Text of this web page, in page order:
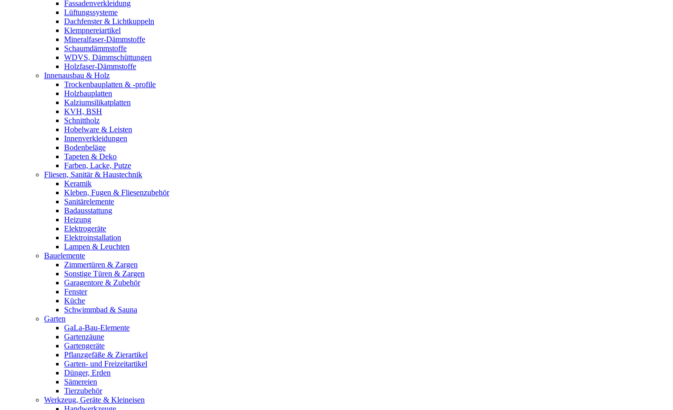
Fassadenverkleidung
Lüftungssysteme
Dachfenster & Lichtkuppeln
Klempnereiartikel
Mineralfaser-Dämmstoffe
Schaumdämmstoffe
WDVS, Dämmschüttungen
Holzfaser-Dämmstoffe
Innenausbau & Holz
Trockenbauplatten & -profile
Holzbauplatten
Kalziumsilikatplatten
KVH, BSH
Schnittholz
Hobelware & Leisten
Innenverkleidungen
Bodenbeläge
Tapeten & Deko
Farben, Lacke, Putze
Fliesen, Sanitär & Haustechnik
Keramik
Kleben, Fugen & Fliesenzubehör
Sanitärelemente
Badausstattung
Heizung
Elektrogeräte
Elektroinstallation
Lampen & Leuchten
Bauelemente
Zimmertüren & Zargen
Sonstige Türen & Zargen
Garagentore & Zubehör
Fenster
Küche
Schwimmbad & Sauna
Garten
GaLa-Bau-Elemente
Gartenzäune
Gartengeräte
Pflanzgefäße & Zierartikel
Garten- und Freizeitartikel
Dünger, Erden
Sämereien
Tierzubehör
Werkzeug, Geräte & Kleineisen